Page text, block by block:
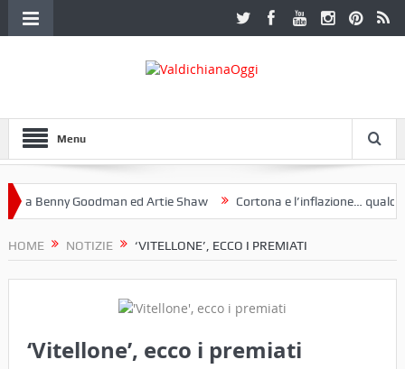
Menu
a Benny Goodman ed Artie Shaw Cortona e l’inflazione… qualche
HOME NOTIZIE ‘VITELLONE’, ECCO I PREMIATI
‘Vitellone’, ecco i premiati